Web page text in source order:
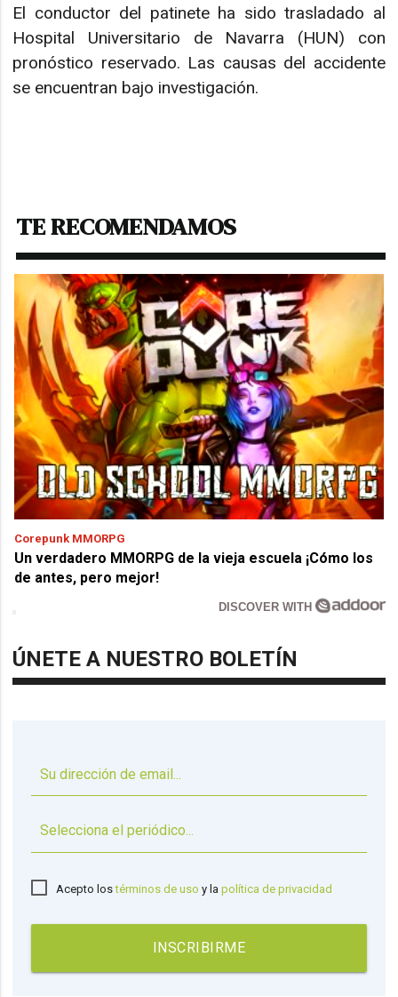
El conductor del patinete ha sido trasladado al
Hospital Universitario de Navarra (HUN) con
pronóstico reservado. Las causas del accidente
se encuentran bajo investigación.
TE RECOMENDAMOS
Corepunk MMORPG
Un verdadero MMORPG de la vieja escuela ¡Cómo los
de antes, pero mejor!
DISCOVER WITH
ÚNETE A NUESTRO BOLETÍN
Acepto lostérminos de uso y lapolítica de privacidad
INSCRIBIRME